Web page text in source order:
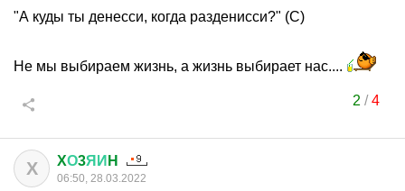
"А куды ты денесси, когда разденисси?" (С)
Не мы выбираем жизнь, а жизнь выбирает нас....
2 /4
X XО3ЯИ H
06:50, 28.03.2022